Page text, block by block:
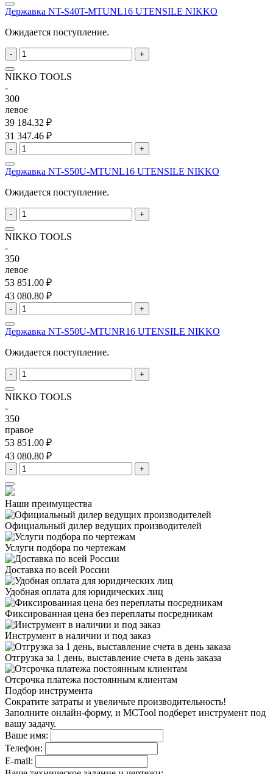
Державка NT-S40T-MTUNL16 UTENSILE NIKKO
Ожидается поступление.
- +
NIKKO TOOLS
-
300
левое
39 184.32 ₽
31 347.46 ₽
- +
Державка NT-S50U-MTUNL16 UTENSILE NIKKO
Ожидается поступление.
- +
NIKKO TOOLS
-
350
левое
53 851.00 ₽
43 080.80 ₽
- +
Державка NT-S50U-MTUNR16 UTENSILE NIKKO
Ожидается поступление.
- +
NIKKO TOOLS
-
350
правое
53 851.00 ₽
43 080.80 ₽
- +
Наши преимущества
Официальный дилер ведущих производителей
Услуги подбора по чертежам
Доставка по всей России
Удобная оплата для юридических лиц
Фиксированная цена без переплаты посредникам
Инструмент в наличии и под заказ
Отгрузка за 1 день, выставление счета в день заказа
Отсрочка платежа постоянным клиентам
Подбор инструмента
Сократите затраты и увеличьте производительность!
Заполните онлайн-форму, и MCTool подберет инструмент под
вашу задачу.
Ваше имя:
Телефон:
E-mail: